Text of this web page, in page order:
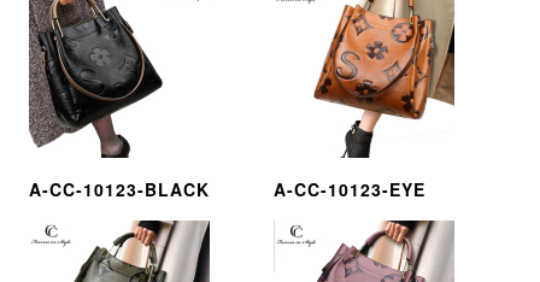
A-CC-10123-BLACK A-CC-10123-EYE